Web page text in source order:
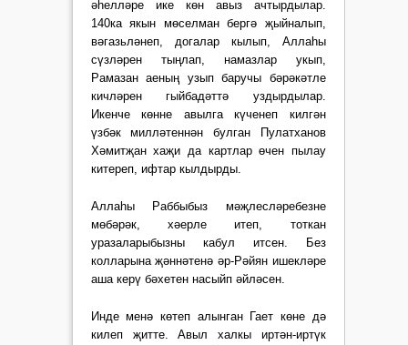
әһелләре ике көн авыз ачтырдылар.
140ка якын мөселман бергә җыйналып,
вәгазьләнеп, догалар кылып, Аллаһы
сүзләрен тыңлап, намазлар укып,
Рамазан аеның узып баручы бәрәкәтле
кичләрен гыйбадәттә уздырдылар.
Икенче көнне авылга күченеп килгән
үзбәк милләтеннән булган Пулатханов
Хәмитҗан хаҗи да картлар өчен пылау
китереп, ифтар кылдырды.
Аллаһы Раббыбыз мәҗлесләребезне
мөбәрәк, хәерле итеп, тоткан
уразаларыбызны кабул итсен. Без
колларына җәннәтенә әр-Рәйян ишекләре
аша керү бәхетен насыйп әйләсен.
Инде менә көтеп алынган Гает көне дә
килеп җитте. Авыл халкы иртән-иртүк